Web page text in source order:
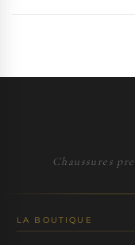
Chaussures
LA BOUTIQUE